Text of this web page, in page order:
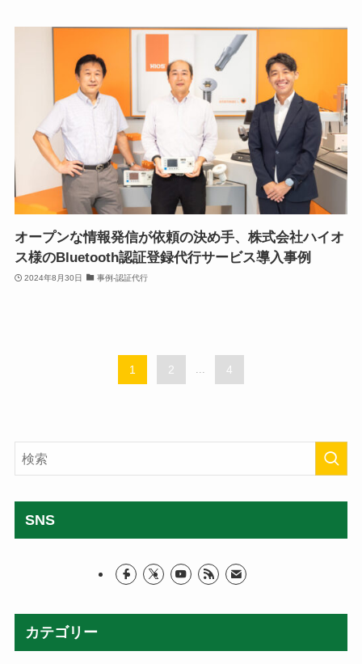
オープンな情報発信が依頼の決め手、株式会社ハイオ
ス様のBluetooth認証登録代行サービス導入事例
2024年8月30日 事例-認証代行
1 2 ... 4
SNS
カテゴリー